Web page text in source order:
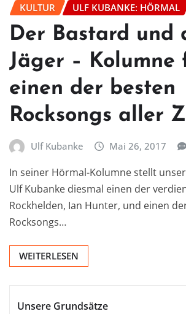
KULTUR ULF KUBANKE: HÖRMAL
Der Bastard und
Jäger – Kolumne
einen der besten
Rocksongs aller
Ulf Kubanke Mai 26, 2017
In seiner Hörmal-Kolumne stellt
Ulf Kubanke diesmal einen der
Rockhelden, Ian Hunter, und einen
Rocksongs…
WEITERLESEN
Unsere Grundsätze